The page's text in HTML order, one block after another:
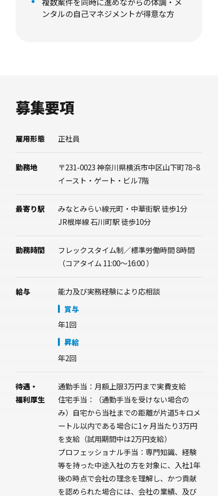
ンタルの自己マネジメントが得意な方
募集要項
雇用形態 正社員
勤務地
〒231-0023 神奈川県横浜市中区山下町78−8
イースト・ゲート・ビル7階
最寄り駅
みなとみらい線元町・中華街駅 徒歩1分
JR根岸線 石川町駅 徒歩10分
勤務時間
フレックスタイム制／標準労働時間 8時間
（コアタイム 11:00～16:00 ）
給与
能力及び実務経験により応相談
賞与
年1回
昇給
年2回
待遇・
福利厚生
通勤手当：月額上限3万円まで実費支給
住宅手当：（通勤手当を受けない場合の
み）自宅から当社までの距離が片道5キロメ
ートル以内である場合に1ヶ月当たり3万円
を支給（試用期間中は2万円支給）
プロフェッショナル手当：専門知識、経験
等を持った中途入社の方を対象に、入社1年
後の時点で会社の理念を理解し、かつ貢献
を認められた場合には、会社の業績、及び